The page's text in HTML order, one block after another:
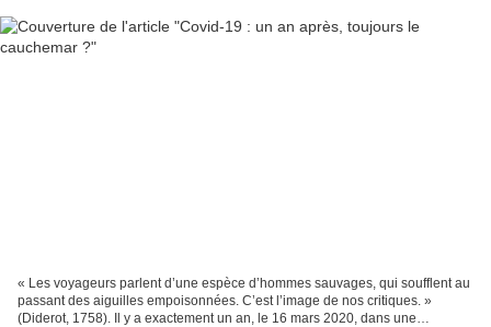
« Les voyageurs parlent d’une espèce d’hommes sauvages, qui soufflent au
passant des aiguilles empoisonnées. C’est l’image de nos critiques. »
(Diderot, 1758). Il y a exactement un an, le 16 mars 2020, dans une